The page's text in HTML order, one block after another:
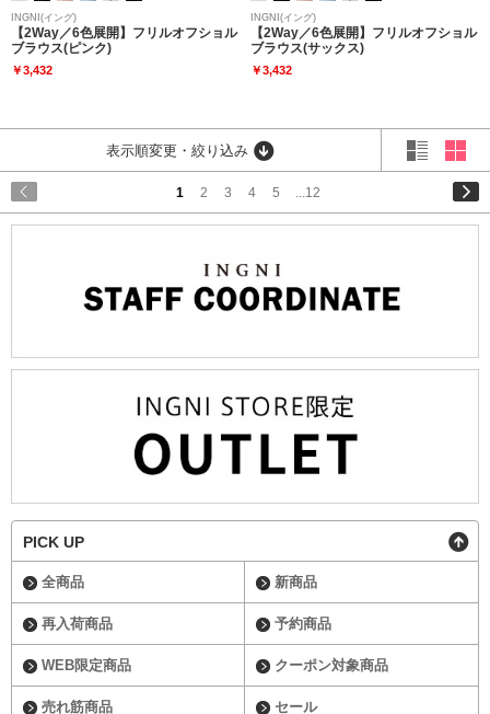
INGNI(イング)
【2Way／6色展開】フリルオフショル
ブラウス(ピンク)
￥3,432
INGNI(イング)
【2Way／6色展開】フリルオフショル
ブラウス(サックス)
￥3,432
表示順変更・絞り込み
1 2 3 4 5 ...12
PICK UP
全商品 新商品
再入荷商品 予約商品
WEB限定商品 クーポン対象商品
売れ筋商品 セール